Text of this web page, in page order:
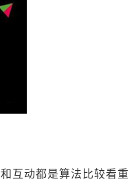
互动都是算法比较看重